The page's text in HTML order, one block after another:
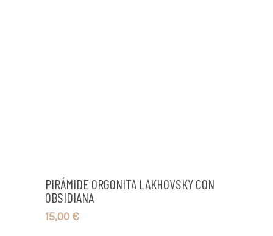
PIRÁMIDE ORGONITA LAKHOVSKY CON
OBSIDIANA
15,00 €